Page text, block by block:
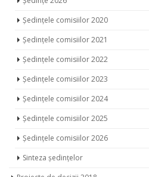
Ședințe 2026
Ședințele comisiilor 2020
Ședințele comisiilor 2021
Ședințele comisiilor 2022
Ședințele comisiilor 2023
Ședințele comisiilor 2024
Ședințele comisiilor 2025
Ședințele comisiilor 2026
Sinteza ședințelor